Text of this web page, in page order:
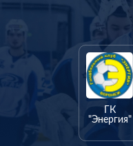
ГК
"Энергия"